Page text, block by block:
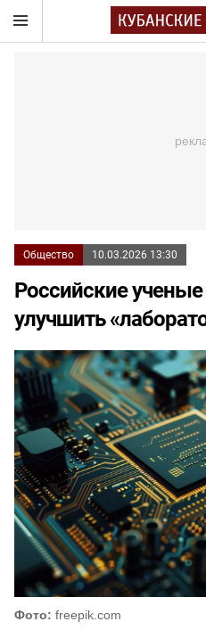
Общество 10.03.2026 13:30
Российские
улучшить
Фото: freepik.com